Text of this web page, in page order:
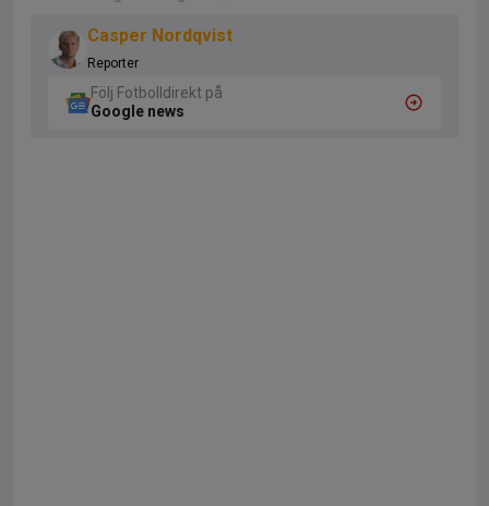
Casper Nordqvist
Reporter
Följ Fotbolldirekt på
Google news